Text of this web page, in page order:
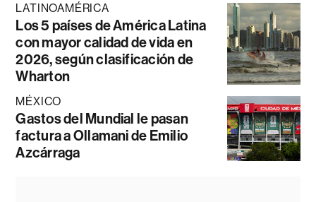
LATINOAMÉRICA
Los 5 países de América Latina
con mayor calidad de vida en
2026, según clasificación de
Wharton
MÉXICO
Gastos del Mundial le pasan
factura a Ollamani de Emilio
Azcárraga